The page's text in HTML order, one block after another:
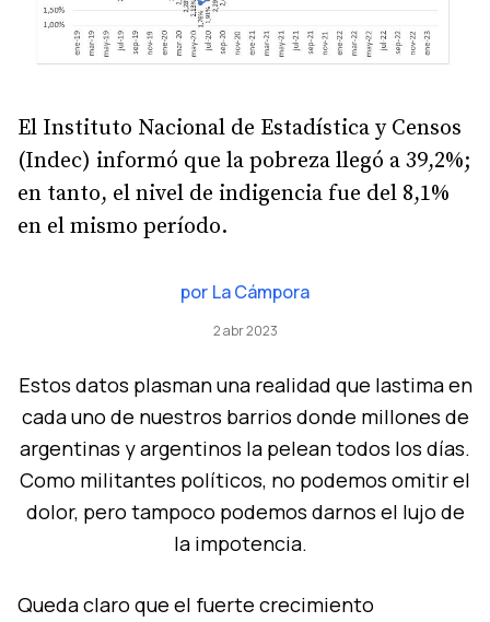
El Instituto Nacional de Estadística y Censos
(Indec) informó que la pobreza llegó a 39,2%;
en tanto, el nivel de indigencia fue del 8,1%
en el mismo período.
por La Cámpora
2 abr 2023
Estos datos plasman una realidad que lastima en
cada uno de nuestros barrios donde millones de
argentinas y argentinos la pelean todos los días.
Como militantes políticos, no podemos omitir el
dolor, pero tampoco podemos darnos el lujo de
la impotencia.
Queda claro que el fuerte crecimiento